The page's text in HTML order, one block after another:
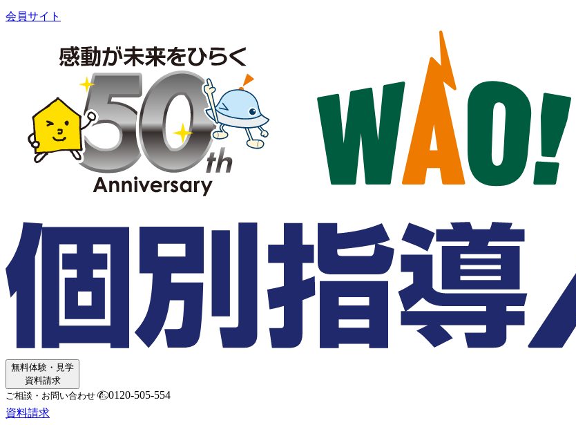
会員サイト
無料体験・見学
資料請求
ご相談・お問い合わせ
0120-505-554
資料請求